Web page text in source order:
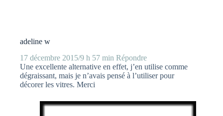
adeline w
17 décembre 2015/9 h 57 min Répondre
Une excellente alternative en effet, j’en utilise comme
dégraissant, mais je n’avais pensé à l’utiliser pour
décorer les vitres. Merci